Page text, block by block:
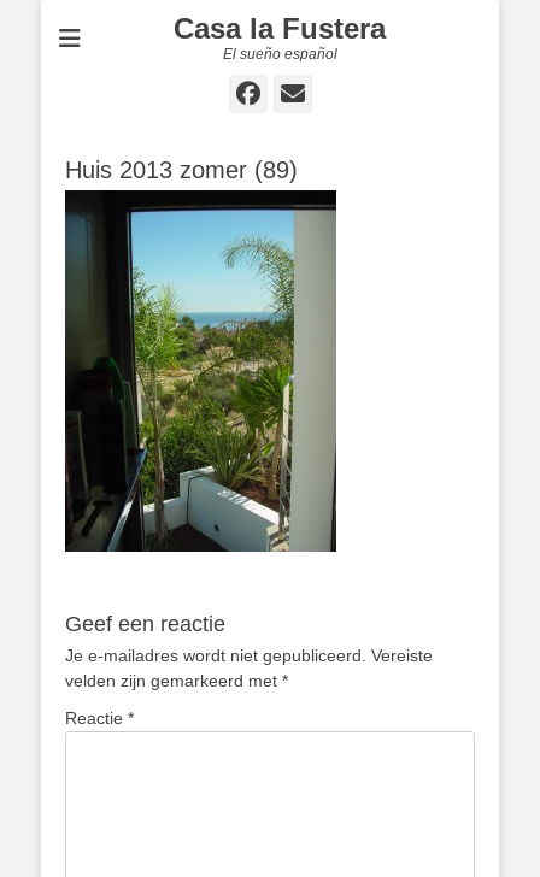
Casa la Fustera
El sueño español
Facebook
E-
Huis 2013 zomer (89)
Geef een reactie
Je e-mailadres wordt niet gepubliceerd. Vereiste
velden zijn gemarkeerd met *
Reactie *